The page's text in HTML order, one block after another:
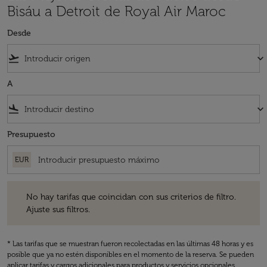
Bisáu a Detroit de Royal Air Maroc
Desde
flight_takeoff keyboard_arrow_down
A
flight_land keyboard_arrow_down
Presupuesto
EUR
No hay tarifas que coincidan con sus criterios de filtro.
Ajuste sus filtros.
* Las tarifas que se muestran fueron recolectadas en las últimas 48 horas y es
posible que ya no estén disponibles en el momento de la reserva. Se pueden
aplicar tarifas y cargos adicionales para productos y servicios opcionales.